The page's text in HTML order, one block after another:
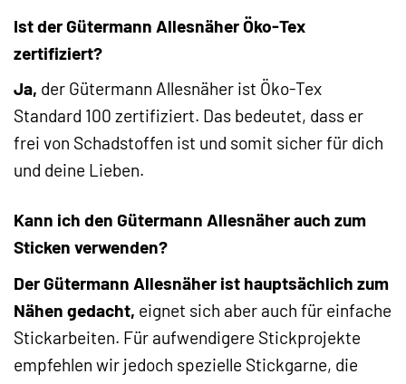
Ist der Gütermann Allesnäher Öko-Tex
zertifiziert?
Ja, der Gütermann Allesnäher ist Öko-Tex
Standard 100 zertifiziert. Das bedeutet, dass er
frei von Schadstoffen ist und somit sicher für dich
und deine Lieben.
Kann ich den Gütermann Allesnäher auch zum
Sticken verwenden?
Der Gütermann Allesnäher ist hauptsächlich zum
Nähen gedacht, eignet sich aber auch für einfache
Stickarbeiten. Für aufwendigere Stickprojekte
empfehlen wir jedoch spezielle Stickgarne, die